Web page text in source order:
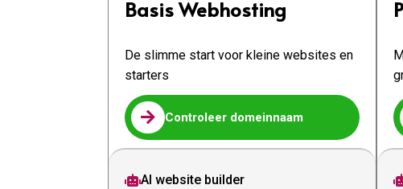
Basis Webhosting
De slimme start voor kleine websites en
starters
 Controleer domeinnaam
AI website builder